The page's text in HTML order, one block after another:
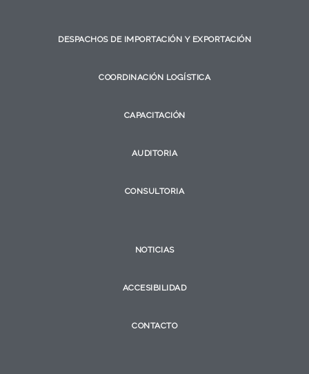
DESPACHOS DE IMPORTACIÓN Y EXPORTACIÓN
COORDINACIÓN LOGÍSTICA
CAPACITACIÓN
AUDITORIA
CONSULTORIA
NOTICIAS
ACCESIBILIDAD
CONTACTO